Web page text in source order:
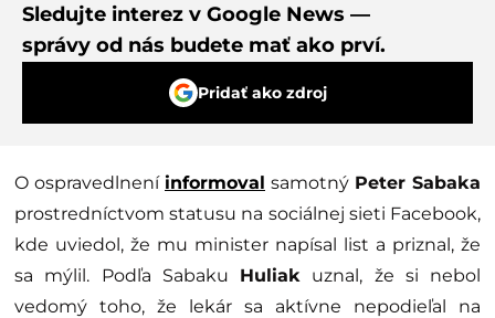
Sledujte interez v Google News —
správy od nás budete mať ako prví.
Pridať ako zdroj
O ospravedlnení informoval samotný Peter Sabaka
prostredníctvom statusu na sociálnej sieti Facebook,
kde uviedol, že mu minister napísal list a priznal, že
sa mýlil. Podľa Sabaku Huliak uznal, že si nebol
vedomý toho, že lekár sa aktívne nepodieľal na